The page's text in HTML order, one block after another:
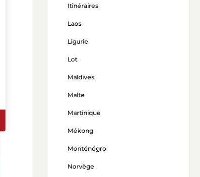
Itinéraires
Laos
Ligurie
Lot
Maldives
Malte
Martinique
Mékong
Monténégro
Norvège